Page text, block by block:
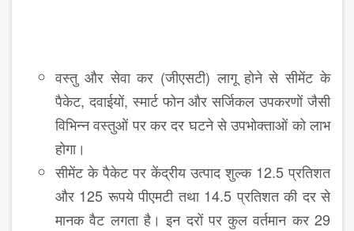
वस्‍तु और सेवा कर (जीएसटी) लागू होने से सीमेंट के
पैकेट, दवाईयों, स्मार्ट फोन और सर्जिकल उपकरणों जैसी
विभिन्‍न वस्‍तुओं पर कर दर घटने से उपभोक्‍ताओं को लाभ
होगा।
सीमेंट के पैकेट पर केंद्रीय उत्‍पाद शुल्‍क 12.5 प्रतिशत
और 125 रूपये पीएमटी तथा 14.5 प्रतिशत की दर से
मानक वैट लगता है। इन दरों पर कुल वर्तमान कर 29